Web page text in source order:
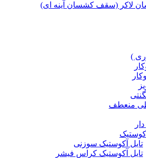
(سقف کشسان آینه ای)
)
منعطف
آکوستیک سوزنی
آکوستیک کراس فیشر